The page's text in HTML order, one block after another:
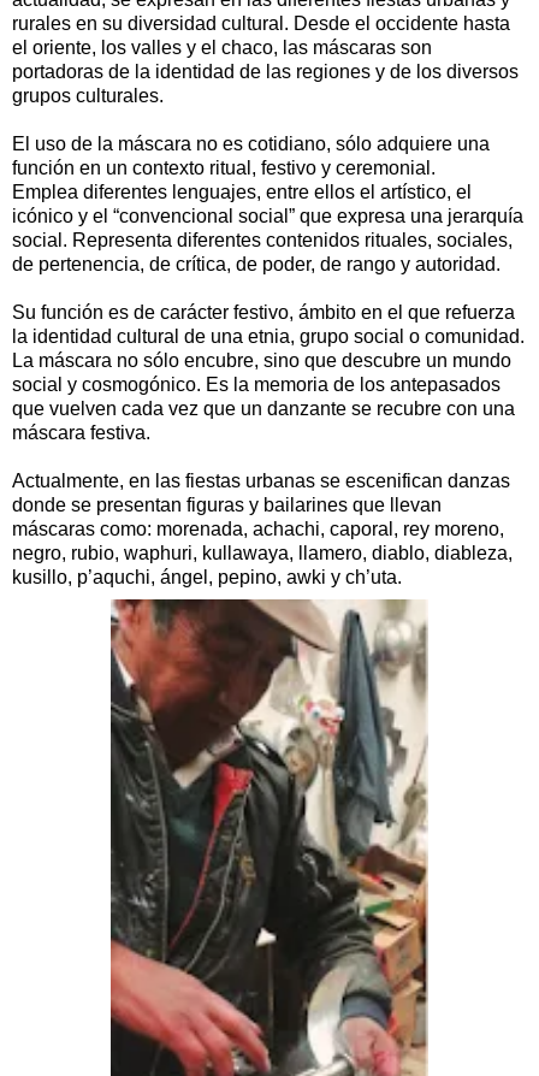
rurales en su diversidad cultural. Desde el occidente hasta
el oriente, los valles y el chaco, las máscaras son
portadoras de la identidad de las regiones y de los diversos
grupos culturales.
El uso de la máscara no es cotidiano, sólo adquiere una
función en un contexto ritual, festivo y ceremonial.
Emplea diferentes lenguajes, entre ellos el artístico, el
icónico y el “convencional social” que expresa una jerarquía
social. Representa diferentes contenidos rituales, sociales,
de pertenencia, de crítica, de poder, de rango y autoridad.
Su función es de carácter festivo, ámbito en el que refuerza
la identidad cultural de una etnia, grupo social o comunidad.
La máscara no sólo encubre, sino que descubre un mundo
social y cosmogónico. Es la memoria de los antepasados
que vuelven cada vez que un danzante se recubre con una
máscara festiva.
Actualmente, en las fiestas urbanas se escenifican danzas
donde se presentan figuras y bailarines que llevan
máscaras como: morenada, achachi, caporal, rey moreno,
negro, rubio, waphuri, kullawaya, llamero, diablo, diableza,
kusillo, p’aquchi, ángel, pepino, awki y ch’uta.